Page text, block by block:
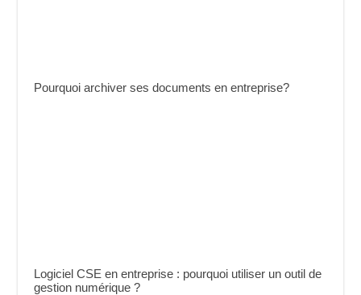
Pourquoi archiver ses documents en entreprise?
Logiciel CSE en entreprise : pourquoi utiliser un outil de
gestion numérique ?